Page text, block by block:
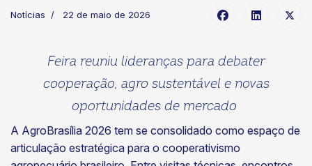
Notícias 22 de maio de 2026
Feira reuniu lideranças para debater
cooperação, agro sustentável e novas
oportunidades de mercado
A AgroBrasília 2026 tem se consolidado como espaço de
articulação estratégica para o cooperativismo